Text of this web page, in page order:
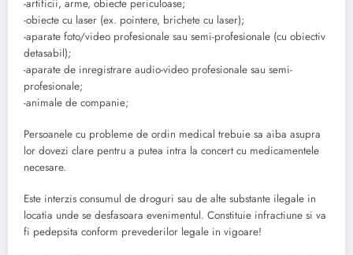
-artificii, arme, obiecte periculoase;
-obiecte cu laser (ex. pointere, brichete cu laser);
-aparate foto/video profesionale sau semi-profesionale (cu obiectiv
detasabil);
-aparate de inregistrare audio-video profesionale sau semi-
profesionale;
-animale de companie;
Persoanele cu probleme de ordin medical trebuie sa aiba asupra
lor dovezi clare pentru a putea intra la concert cu medicamentele
necesare.
Este interzis consumul de droguri sau de alte substante ilegale in
locatia unde se desfasoara evenimentul. Constituie infractiune si va
fi pedepsita conform prevederilor legale in vigoare!